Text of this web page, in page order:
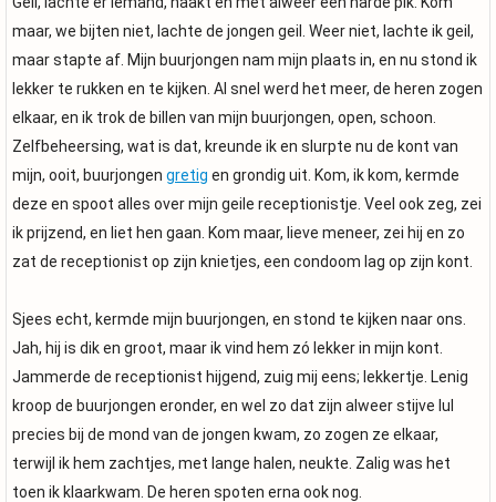
maar, we bijten niet, lachte de jongen geil. Weer niet, lachte ik geil,
maar stapte af. Mijn buurjongen nam mijn plaats in, en nu stond ik
lekker te rukken en te kijken. Al snel werd het meer, de heren zogen
elkaar, en ik trok de billen van mijn buurjongen, open, schoon.
Zelfbeheersing, wat is dat, kreunde ik en slurpte nu de kont van
mijn, ooit, buurjongen gretig en grondig uit. Kom, ik kom, kermde
deze en spoot alles over mijn geile receptionistje. Veel ook zeg, zei
ik prijzend, en liet hen gaan. Kom maar, lieve meneer, zei hij en zo
zat de receptionist op zijn knietjes, een condoom lag op zijn kont.
Sjees echt, kermde mijn buurjongen, en stond te kijken naar ons.
Jah, hij is dik en groot, maar ik vind hem zó lekker in mijn kont.
Jammerde de receptionist hijgend, zuig mij eens; lekkertje. Lenig
kroop de buurjongen eronder, en wel zo dat zijn alweer stijve lul
precies bij de mond van de jongen kwam, zo zogen ze elkaar,
terwijl ik hem zachtjes, met lange halen, neukte. Zalig was het
toen ik klaarkwam. De heren spoten erna ook nog.